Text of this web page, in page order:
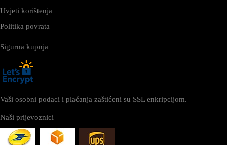
Uvjeti korištenja
Politika povrata
Sigurna kupnja
Vaši osobni podaci i plaćanja zaštićeni su SSL enkripcijom.
Naši prijevoznici